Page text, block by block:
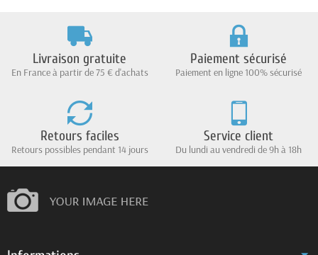
Livraison gratuite
En France à partir de 75 € d'achats
Paiement sécurisé
Paiement en ligne 100% sécurisé
Retours faciles
Retours possibles pendant 14 jours
Service client
Du lundi au vendredi de 9h à 18h